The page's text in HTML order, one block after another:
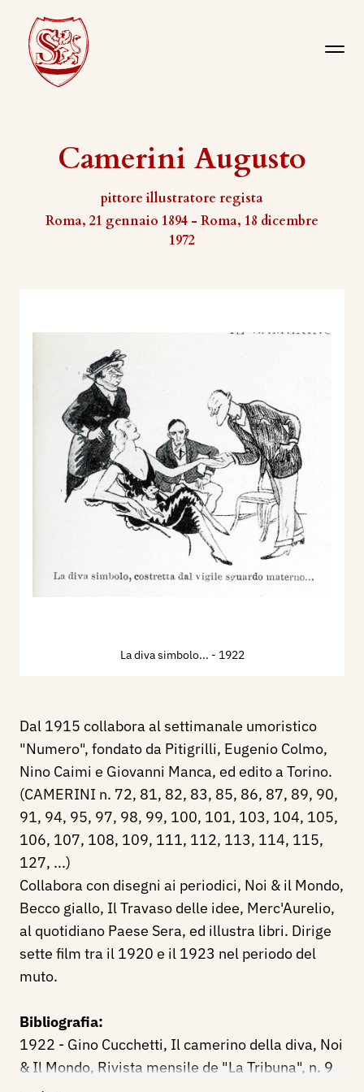
Camerini Augusto
pittore illustratore regista
Roma, 21 gennaio 1894 - Roma, 18 dicembre
1972
La diva simbolo... - 1922
Dal 1915 collabora al settimanale umoristico
"Numero", fondato da Pitigrilli, Eugenio Colmo,
Nino Caimi e Giovanni Manca, ed edito a Torino.
(CAMERINI n. 72, 81, 82, 83, 85, 86, 87, 89, 90,
91, 94, 95, 97, 98, 99, 100, 101, 103, 104, 105,
106, 107, 108, 109, 111, 112, 113, 114, 115,
127, ...)
Collabora con disegni ai periodici, Noi & il Mondo,
Becco giallo, Il Travaso delle idee, Merc'Aurelio,
al quotidiano Paese Sera, ed illustra libri. Dirige
sette film tra il 1920 e il 1923 nel periodo del
muto.
Bibliografia:
1922 - Gino Cucchetti, Il camerino della diva, Noi
& Il Mondo, Rivista mensile de "La Tribuna", n. 9